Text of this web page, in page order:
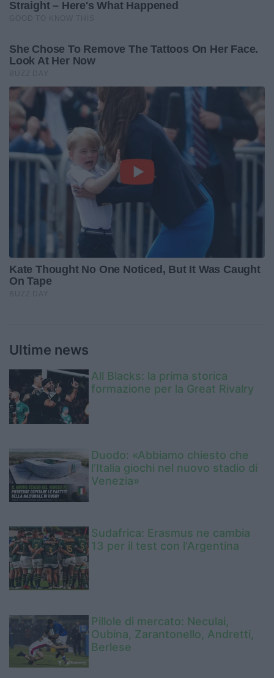
Ultime news
All Blacks: la prima storica
formazione per la Great Rivalry
Duodo: «Abbiamo chiesto che
l’Italia giochi nel nuovo stadio di
Venezia»
Sudafrica: Erasmus ne cambia
13 per il test con l'Argentina
Pillole di mercato: Neculai,
Oubina, Zarantonello, Andretti,
Berlese